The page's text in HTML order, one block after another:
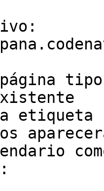
etiqueta